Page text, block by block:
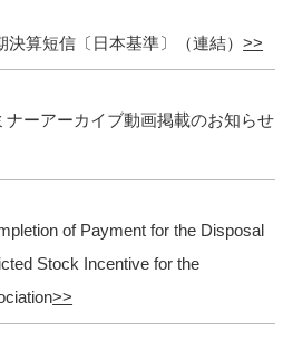
決算短信〔日本基準〕（連結）
ーアーカイブ動画掲載のお知らせ
of Payment for the Disposal
Stock Incentive for the